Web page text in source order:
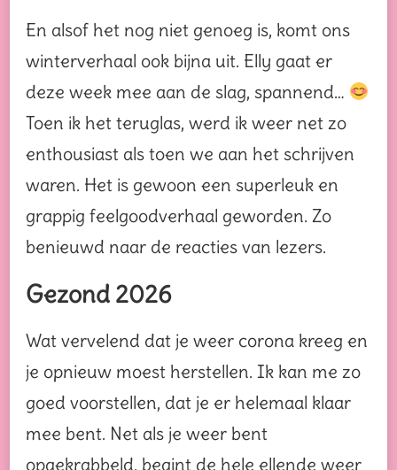
En alsof het nog niet genoeg is, komt ons
winterverhaal ook bijna uit. Elly gaat er
deze week mee aan de slag, spannend…
Toen ik het teruglas, werd ik weer net zo
enthousiast als toen we aan het schrijven
waren. Het is gewoon een superleuk en
grappig feelgoodverhaal geworden. Zo
benieuwd naar de reacties van lezers.
Gezond 2026
Wat vervelend dat je weer corona kreeg en
je opnieuw moest herstellen. Ik kan me zo
goed voorstellen, dat je er helemaal klaar
mee bent. Net als je weer bent
opgekrabbeld, begint de hele ellende weer